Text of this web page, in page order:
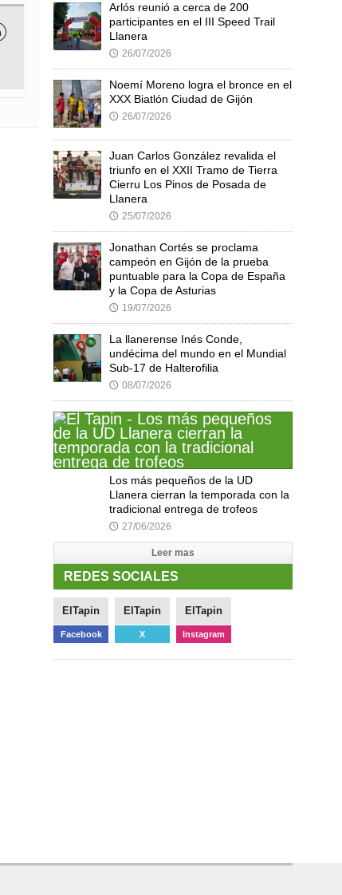
Arlós reunió a cerca de 200
participantes en el III Speed Trail
Llanera
🕔 26/07/2026
Noemí Moreno logra el bronce en el
XXX Biatlón Ciudad de Gijón
🕔 26/07/2026
Juan Carlos González revalida el
triunfo en el XXII Tramo de Tierra
Cierru Los Pinos de Posada de
Llanera
🕔 25/07/2026
Jonathan Cortés se proclama
campeón en Gijón de la prueba
puntuable para la Copa de España
y la Copa de Asturias
🕔 19/07/2026
La llanerense Inés Conde,
undécima del mundo en el Mundial
Sub-17 de Halterofilia
🕔 08/07/2026
Los más pequeños de la UD
Llanera cierran la temporada con la
tradicional entrega de trofeos
🕔 27/06/2026
Leer mas
REDES SOCIALES
ElTapin
Facebook
ElTapin
X
ElTapin
Instagram